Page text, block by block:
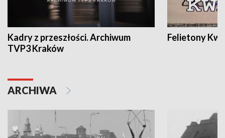
Kadry z przeszłości. Archiwum
TVP3 Kraków
Felietony
ARCHIWA